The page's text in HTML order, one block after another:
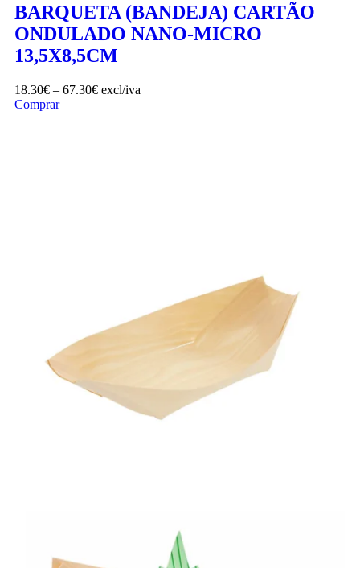
BARQUETA (BANDEJA) CARTÃO
ONDULADO NANO-MICRO
13,5X8,5CM
18.30€ – 67.30€ excl/iva
Comprar